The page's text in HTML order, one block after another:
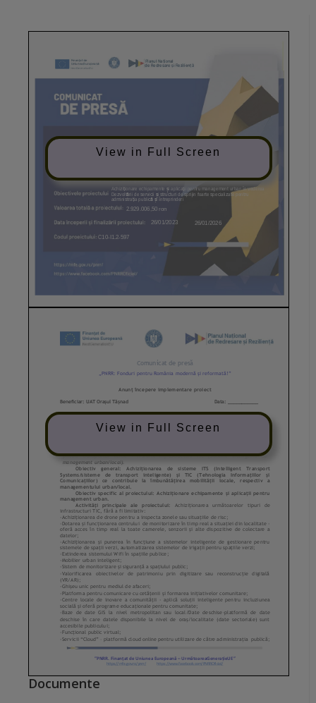
View in Full Screen
View in Full Screen
Documente